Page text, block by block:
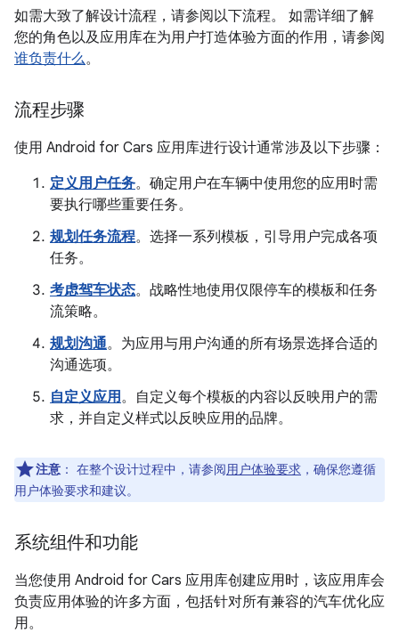
如需大致了解设计流程，请参阅以下流程。 如需详细了解
您的角色以及应用库在为用户打造体验方面的作用，请参阅
谁负责什么。
流程步骤
使用 Android for Cars 应用库进行设计通常涉及以下步骤：
定义用户任务。确定用户在车辆中使用您的应用时需
要执行哪些重要任务。
规划任务流程。选择一系列模板，引导用户完成各项
任务。
考虑驾车状态。战略性地使用仅限停车的模板和任务
流策略。
规划沟通。为应用与用户沟通的所有场景选择合适的
沟通选项。
自定义应用。自定义每个模板的内容以反映用户的需
求，并自定义样式以反映应用的品牌。
注意 ： 在整个设计过程中，请参阅用户体验要求 ，确保您遵循
用户体验要求和建议。
系统组件和功能
当您使用 Android for Cars 应用库创建应用时，该应用库会
负责应用体验的许多方面，包括针对所有兼容的汽车优化应
用。